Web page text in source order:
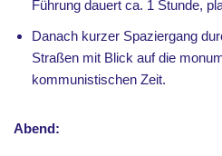
Führung dauert ca. 1 Stunde,
Danach kurzer Spaziergang
Straßen mit Blick auf die
kommunistischen Zeit.
Abend: